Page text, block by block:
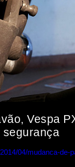
Vespa
segurança
04/mudanca-de-